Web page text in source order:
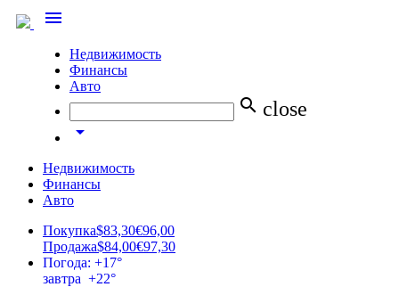
menu
Недвижимость
Финансы
Авто
search close
arrow_drop_down
Недвижимость
Финансы
Авто
Покупка$83,30€96,00
Продажа$84,00€97,30
Погода: +17°
завтра +22°